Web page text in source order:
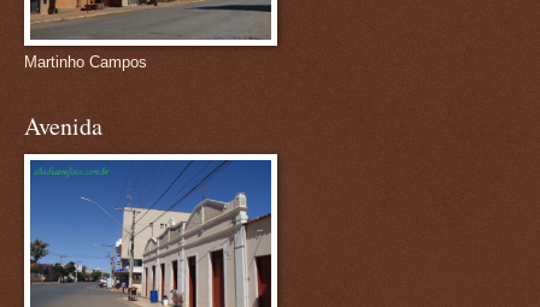
Martinho Campos
Avenida